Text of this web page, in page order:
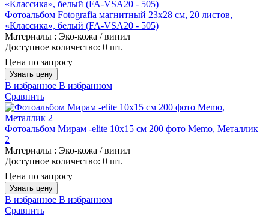
Фотоальбом Fotografia магнитный 23х28 см, 20 листов,
«Классика», белый (FA-VSA20 - 505)
Материалы : Эко-кожа / винил
Доступное количество: 0 шт.
Цена по запросу
Узнать цену
В избранное В избранном
Сравнить
Фотоальбом Мирам -elite 10x15 см 200 фото Memo, Металлик
2
Материалы : Эко-кожа / винил
Доступное количество: 0 шт.
Цена по запросу
Узнать цену
В избранное В избранном
Сравнить